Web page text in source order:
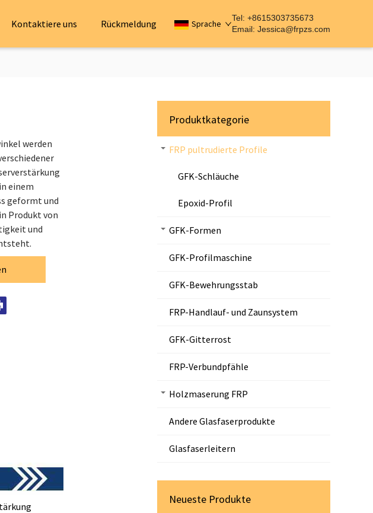
Kontaktiere uns Rückmeldung Sprache
Tel: +8615303735673
Email: Jessica@frpzs.com
werden
einem
geformt und
Produkt von
und
Produktkategorie
FRP pultrudierte Profile
GFK-Schläuche
Epoxid-Profil
GFK-Formen
GFK-Profilmaschine
GFK-Bewehrungsstab
FRP-Handlauf- und Zaunsystem
GFK-Gitterrost
FRP-Verbundpfähle
Holzmaserung FRP
Andere Glasfaserprodukte
Glasfaserleitern
Neueste Produkte